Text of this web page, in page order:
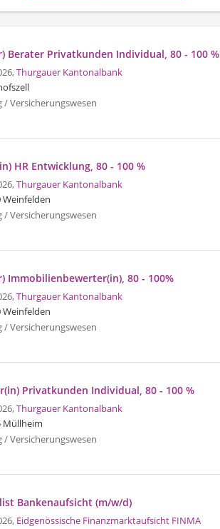
Berater Privatkunden Individual, 80 - 100 %
Thurgauer Kantonalbank
/ Versicherungswesen
HR Entwicklung, 80 - 100 %
Thurgauer Kantonalbank
Weinfelden
/ Versicherungswesen
Immobilienbewerter(in), 80 - 100%
Thurgauer Kantonalbank
Weinfelden
/ Versicherungswesen
Privatkunden Individual, 80 - 100 %
Thurgauer Kantonalbank
Müllheim
/ Versicherungswesen
Bankenaufsicht (m/w/d)
Eidgenössische Finanzmarktaufsicht FINMA